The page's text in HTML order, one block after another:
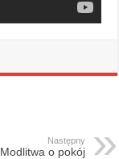
Następny
Modlitwa o pokój